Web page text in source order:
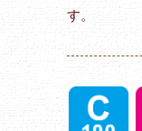
す。